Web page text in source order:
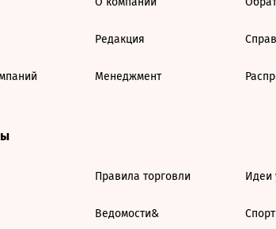
Редакция
Менеджмент
Правила торговли
Ведомости&
Идеи
Спорт